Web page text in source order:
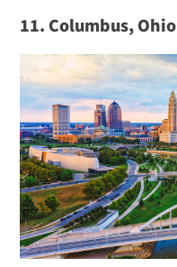
11. Columbus, Ohio